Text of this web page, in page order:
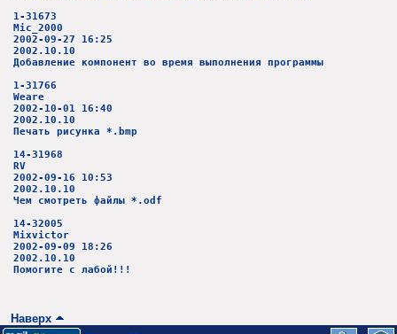
1-31673
Mic_2000
2002-09-27 16:25
2002.10.10
Добавление компонент во время выполнения программы
1-31766
Weare
2002-10-01 16:40
2002.10.10
Печать рисунка *.bmp
14-31968
RV
2002-09-16 10:53
2002.10.10
Чем смотреть файлы *.odf
14-32005
Mixvictor
2002-09-09 18:26
2002.10.10
Помогите с лабой!!!
Наверх